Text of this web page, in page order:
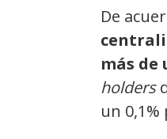
De
más de
holders
un